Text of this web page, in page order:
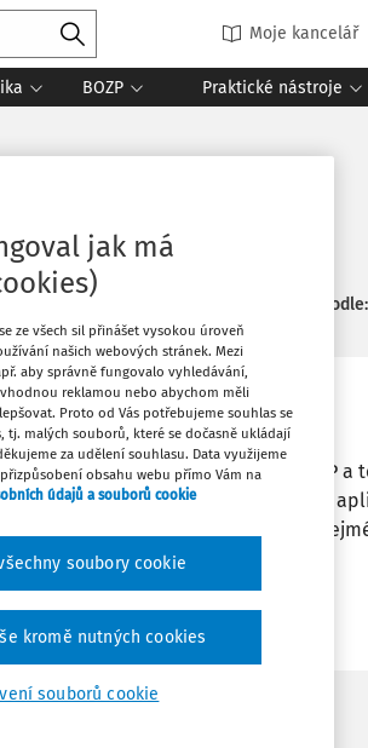
Moje kancelář
BOZP Praktické nástroje
Řadit podle:
na úseku BOZP
na úseku BOZP obsahuje § 106 ZP a
v § 101 až 105 ZP. Při
tomto ustanovení je třeba přihlížet
3. 2022 / 22 minut čtení
jak má
ze všech sil přinášet vysokou úroveň
našich webových stránek. Mezi
aby správně fungovalo vyhledávání,
reklamou nebo abychom měli
Proto od Vás potřebujeme souhlas se
tj. malých souborů, které se dočasně ukládají
za udělení souhlasu. Data využijeme
obsahu webu přímo Vám na
údajů a souborů cookie
souborů cookie
kromě nutných cookies
soubory cookie